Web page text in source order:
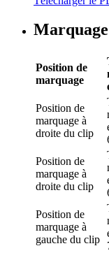
Marquage
Position de
marquage
Position de
marquage à
droite du clip
Position de
marquage à
droite du clip
Position de
marquage à
gauche du clip